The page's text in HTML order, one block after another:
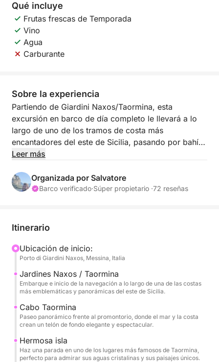
Qué incluye
Frutas frescas de Temporada
Vino
Agua
Carburante
Sobre la experiencia
Partiendo de Giardini Naxos/Taormina, esta
excursión en barco de día completo le llevará a lo
largo de uno de los tramos de costa más
encantadores del este de Sicilia, pasando por bahías
emblemáticas, vistas elegantes y lugares
quienes desean pasar un día completo disfrutando
del mar, la relajación y paisajes inolvidables.
Isola Bella, símbolos icónicos de esta costa, donde
espectacular y atemporal. Aquí, la costa ofrece
colores intensos, calas pintorescas y vistas
perfectas para nadar o disfrutar del mar en
completa relajación.
El recorrido continúa hacia Mazzarò y la espléndida
Bahía Atlantis, también conocida como la Bahía de
las Sirenas, un rincón exclusivo y refinado donde la
naturaleza se funde con la elegancia de la bahía. Las
aguas cristalinas y el entorno apartado hacen de
Leer más
Organizada por Salvatore
Barco verificado·Súper propietario ·72 reseñas
Itinerario
Ubicación de inicio:
Porto di Giardini Naxos, Messina, Italia
Jardines Naxos / Taormina
Embarque e inicio de la navegación a lo largo de una de las costas
más emblemáticas y panorámicas del este de Sicilia.
Cabo Taormina
Paseo panorámico frente al promontorio, donde el mar y la costa
crean un telón de fondo elegante y espectacular.
Hermosa isla
Haz una parada en uno de los lugares más famosos de Taormina,
perfecto para admirar sus aguas cristalinas y sus paisajes únicos.